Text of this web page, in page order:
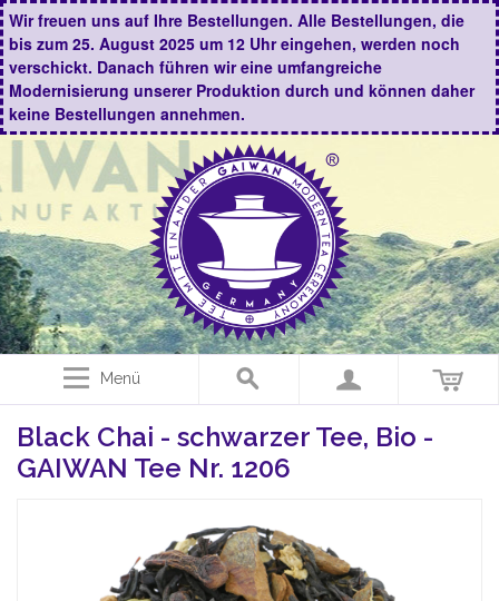
Wir freuen uns auf Ihre Bestellungen. Alle Bestellungen, die
bis zum 25. August 2025 um 12 Uhr eingehen, werden noch
verschickt. Danach führen wir eine umfangreiche
Modernisierung unserer Produktion durch und können daher
keine Bestellungen annehmen.
Menü
Black Chai - schwarzer Tee, Bio -
GAIWAN Tee Nr. 1206